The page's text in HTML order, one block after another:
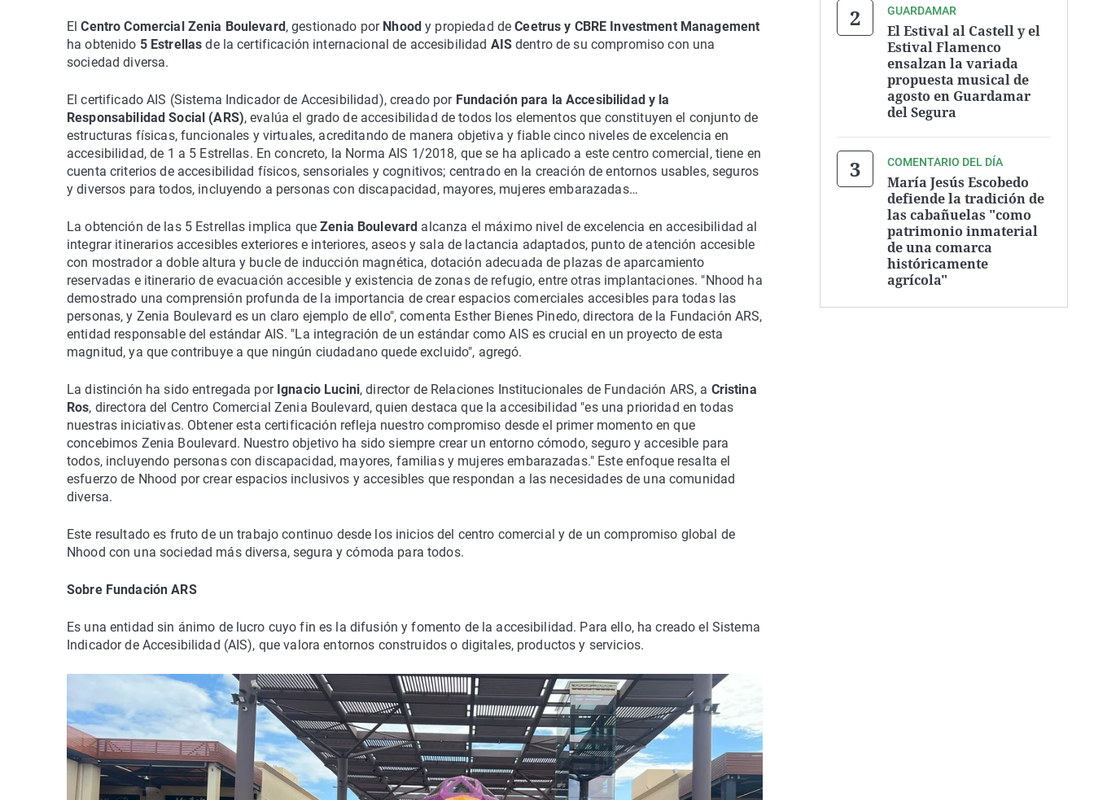
ElCentro Comercial Zenia Boulevard , gestionado por Nhoody propiedad deCeetrus y CBRE Investment Management
ha obtenido 5 Estrellas de la certificación internacional de accesibilidad AISdentro de su compromiso con una
sociedad diversa.
El certificado AIS (Sistema Indicador de Accesibilidad), creado por Fundación para la Accesibilidad y la
Responsabilidad Social (ARS), evalúa el grado de accesibilidad de todos los elementos que constituyen el conjunto de
estructuras físicas, funcionales y virtuales, acreditando de manera objetiva y fiable cinco niveles de excelencia en
accesibilidad, de 1 a 5 Estrellas. En concreto, la Norma AIS 1/2018, que se ha aplicado a este centro comercial, tiene en
cuenta criterios de accesibilidad físicos, sensoriales y cognitivos; centrado en la creación de entornos usables, seguros
y diversos para todos, incluyendo a personas con discapacidad, mayores, mujeres embarazadas…
La obtención de las 5 Estrellas implica queZenia Boulevard alcanza el máximo nivel de excelencia en accesibilidad al
integrar itinerarios accesibles exteriores e interiores, aseos y sala de lactancia adaptados, punto de atención accesible
con mostrador a doble altura y bucle de inducción magnética, dotación adecuada de plazas de aparcamiento
reservadas e itinerario de evacuación accesible y existencia de zonas de refugio, entre otras implantaciones. "Nhood ha
demostrado una comprensión profunda de la importancia de crear espacios comerciales accesibles para todas las
personas, y Zenia Boulevard es un claro ejemplo de ello", comenta Esther Bienes Pinedo, directora de la Fundación ARS,
entidad responsable del estándar AIS. "La integración de un estándar como AIS es crucial en un proyecto de esta
magnitud, ya que contribuye a que ningún ciudadano quede excluido", agregó.
La distinción ha sido entregada por Ignacio Lucini, director de Relaciones Institucionales de Fundación ARS, a Cristina
Ros, directora del Centro Comercial Zenia Boulevard, quien destaca que la accesibilidad "es una prioridad en todas
nuestras iniciativas. Obtener esta certificación refleja nuestro compromiso desde el primer momento en que
concebimos Zenia Boulevard. Nuestro objetivo ha sido siempre crear un entorno cómodo, seguro y accesible para
todos, incluyendo personas con discapacidad, mayores, familias y mujeres embarazadas." Este enfoque resalta el
esfuerzo de Nhood por crear espacios inclusivos y accesibles que respondan a las necesidades de una comunidad
diversa.
Este resultado es fruto de un trabajo continuo desde los inicios del centro comercial y de un compromiso global de
Nhood con una sociedad más diversa, segura y cómoda para todos.
Sobre Fundación ARS
Es una entidad sin ánimo de lucro cuyo fin es la difusión y fomento de la accesibilidad. Para ello, ha creado el Sistema
Indicador de Accesibilidad (AIS), que valora entornos construidos o digitales, productos y servicios.
GUARDAMAR
El Estival al Castell y el
Estival Flamenco
ensalzan la variada
propuesta musical de
agosto en Guardamar
del Segura
COMENTARIO DEL DÍA
María Jesús Escobedo
defiende la tradición de
las cabañuelas "como
patrimonio inmaterial
de una comarca
históricamente
agrícola"